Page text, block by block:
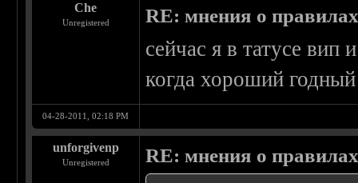
Che
Unregistered RE: мнения о
сейчас я в татусе вип
когда хороший
04-28-2011, 02:18 PM
unforgivenp
Unregistered RE: мнения о